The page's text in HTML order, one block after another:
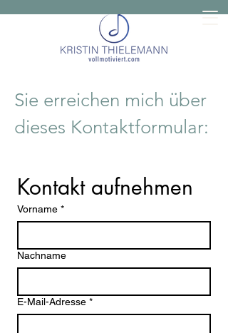
Sie erreichen mich über
dieses Kontaktformular:
Kontakt aufnehmen
Vorname *
Nachname
E-Mail-Adresse *